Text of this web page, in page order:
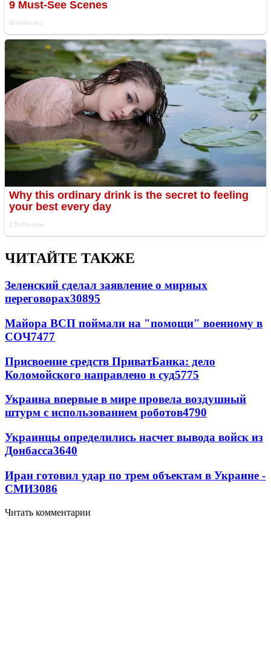
ЧИТАЙТЕ ТАКЖЕ
Зеленский сделал заявление о мирных
переговорах30895
Майора ВСП поймали на "помощи" военному в
СОЧ7477
Присвоение средств ПриватБанка: дело
Коломойского направлено в суд5775
Украина впервые в мире провела воздушный
штурм с использованием роботов4790
Украинцы определились насчет вывода войск из
Донбасса3640
Иран готовил удар по трем объектам в Украине -
СМИ3086
Читать комментарии